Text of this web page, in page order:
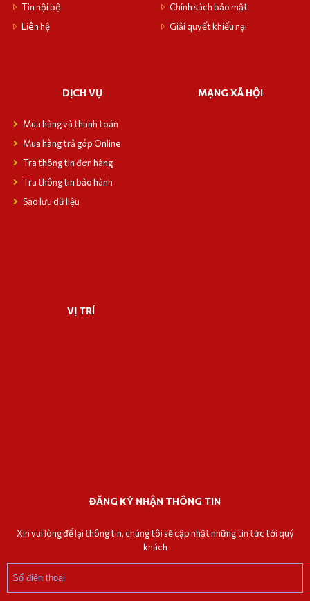
Tin nội bộ
Liên hệ
Chính sách bảo mật
Giải quyết khiếu nại
DỊCH VỤ
Mua hàng và thanh toán
Mua hàng trả góp Online
Tra thông tin đơn hàng
Tra thông tin bảo hành
Sao lưu dữ liệu
MẠNG XÃ HỘI
VỊ TRÍ
ĐĂNG KÝ NHẬN THÔNG TIN
Xin vui lòng để lại thông tin, chúng tôi sẽ cập nhật những tin tức tới quý
khách